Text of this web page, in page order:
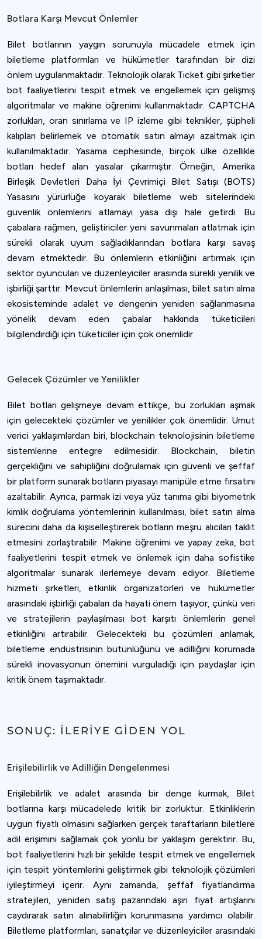
Botlara Karşı Mevcut Önlemler
Bilet botlarının yaygın sorunuyla mücadele etmek için
biletleme platformları ve hükümetler tarafından bir dizi
önlem uygulanmaktadır. Teknolojik olarak Ticket gibi şirketler
bot faaliyetlerini tespit etmek ve engellemek için gelişmiş
algoritmalar ve makine öğrenimi kullanmaktadır. CAPTCHA
zorlukları, oran sınırlama ve IP izleme gibi teknikler, şüpheli
kalıpları belirlemek ve otomatik satın almayı azaltmak için
kullanılmaktadır. Yasama cephesinde, birçok ülke özellikle
botları hedef alan yasalar çıkarmıştır. Örneğin, Amerika
Birleşik Devletleri Daha İyi Çevrimiçi Bilet Satışı (BOTS)
Yasasını yürürlüğe koyarak biletleme web sitelerindeki
güvenlik önlemlerini atlamayı yasa dışı hale getirdi. Bu
çabalara rağmen, geliştiriciler yeni savunmaları atlatmak için
sürekli olarak uyum sağladıklarından botlara karşı savaş
devam etmektedir. Bu önlemlerin etkinliğini artırmak için
sektör oyuncuları ve düzenleyiciler arasında sürekli yenilik ve
işbirliği şarttır. Mevcut önlemlerin anlaşılması, bilet satın alma
ekosisteminde adalet ve dengenin yeniden sağlanmasına
yönelik devam eden çabalar hakkında tüketicileri
bilgilendirdiği için tüketiciler için çok önemlidir.
Gelecek Çözümler ve Yenilikler
Bilet botları gelişmeye devam ettikçe, bu zorlukları aşmak
için gelecekteki çözümler ve yenilikler çok önemlidir. Umut
verici yaklaşımlardan biri, blockchain teknolojisinin biletleme
sistemlerine entegre edilmesidir. Blockchain, biletin
gerçekliğini ve sahipliğini doğrulamak için güvenli ve şeffaf
bir platform sunarak botların piyasayı manipüle etme fırsatını
azaltabilir. Ayrıca, parmak izi veya yüz tanıma gibi biyometrik
kimlik doğrulama yöntemlerinin kullanılması, bilet satın alma
sürecini daha da kişiselleştirerek botların meşru alıcıları taklit
etmesini zorlaştırabilir. Makine öğrenimi ve yapay zeka, bot
faaliyetlerini tespit etmek ve önlemek için daha sofistike
algoritmalar sunarak ilerlemeye devam ediyor. Biletleme
hizmeti şirketleri, etkinlik organizatörleri ve hükümetler
arasındaki işbirliği çabaları da hayati önem taşıyor, çünkü veri
ve stratejilerin paylaşılması bot karşıtı önlemlerin genel
etkinliğini artırabilir. Gelecekteki bu çözümleri anlamak,
biletleme endüstrisinin bütünlüğünü ve adilliğini korumada
sürekli inovasyonun önemini vurguladığı için paydaşlar için
kritik önem taşımaktadır.
SONUÇ: İLERIYE GIDEN YOL
Erişilebilirlik ve Adilliğin Dengelenmesi
Erişilebilirlik ve adalet arasında bir denge kurmak, Bilet
botlarına karşı mücadelede kritik bir zorluktur. Etkinliklerin
uygun fiyatlı olmasını sağlarken gerçek taraftarların biletlere
adil erişimini sağlamak çok yönlü bir yaklaşım gerektirir. Bu,
bot faaliyetlerini hızlı bir şekilde tespit etmek ve engellemek
için tespit yöntemlerini geliştirmek gibi teknolojik çözümleri
iyileştirmeyi içerir. Aynı zamanda, şeffaf fiyatlandırma
stratejileri, yeniden satış pazarındaki aşırı fiyat artışlarını
caydırarak satın alınabilirliğin korunmasına yardımcı olabilir.
Biletleme platformları, sanatçılar ve düzenleyiciler arasındaki